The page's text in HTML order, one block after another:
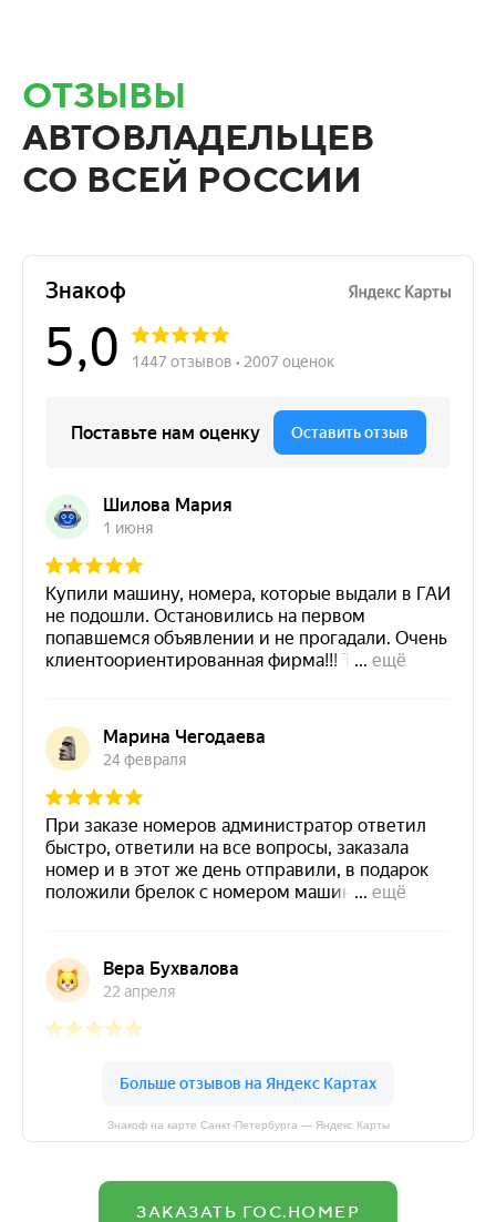
ОТЗЫВЫ
АВТОВЛАДЕЛЬЦЕВ
СО ВСЕЙ РОССИИ
Знакоф на карте Санкт‑Петербурга — Яндекс Карты
ЗАКАЗАТЬ ГОС.НОМЕР